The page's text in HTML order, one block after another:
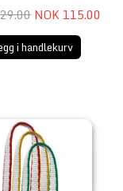
NOK 115.00
i handlekurv
slynge - ST’ANNEAU